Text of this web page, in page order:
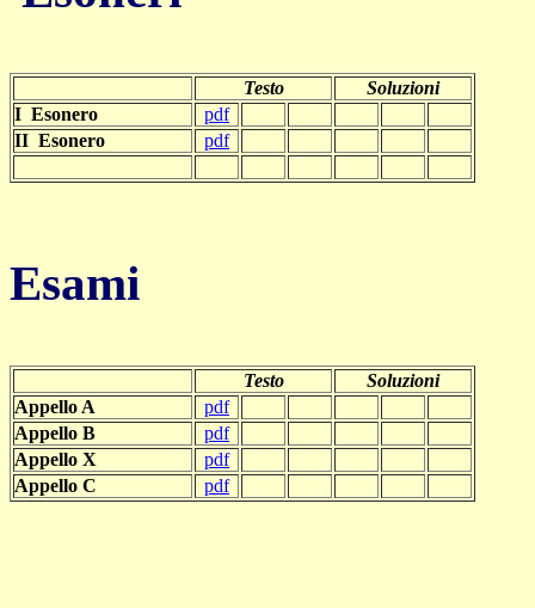
Testo
Soluzioni
I Esonero
pdf
II Esonero
pdf
Esami
Testo
Soluzioni
Appello A
pdf
Appello B
pdf
Appello X
pdf
Appello C
pdf